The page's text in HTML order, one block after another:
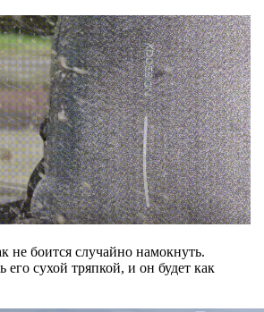
не боится случайно намокнуть.
его сухой тряпкой, и он будет как